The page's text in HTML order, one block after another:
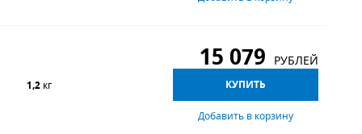
1,2 кг
15 079 РУБЛЕЙ
КУПИТЬ
Добавить в корзину